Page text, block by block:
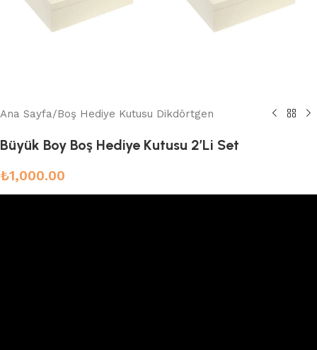
Ana Sayfa/Boş Hediye Kutusu Dikdörtgen
Büyük Boy Boş Hediye Kutusu 2’Li Set
₺1,000.00